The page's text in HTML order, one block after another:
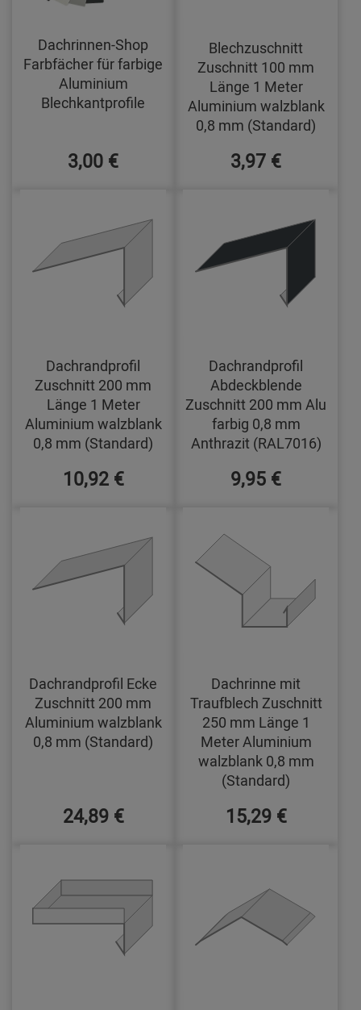
Dachrinnen-Shop
Farbfächer für farbige
Aluminium
Blechkantprofile
3,00 €
Blechzuschnitt
Zuschnitt 100 mm
Länge 1 Meter
Aluminium walzblank
0,8 mm (Standard)
3,97 €
Dachrandprofil
Zuschnitt 200 mm
Länge 1 Meter
Aluminium walzblank
0,8 mm (Standard)
10,92 €
Dachrandprofil
Abdeckblende
Zuschnitt 200 mm Alu
farbig 0,8 mm
Anthrazit (RAL7016)
9,95 €
Dachrandprofil Ecke
Zuschnitt 200 mm
Aluminium walzblank
0,8 mm (Standard)
24,89 €
Dachrinne mit
Traufblech Zuschnitt
250 mm Länge 1
Meter Aluminium
walzblank 0,8 mm
(Standard)
15,29 €